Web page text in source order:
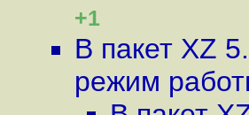
+1
В пакет XZ
режим